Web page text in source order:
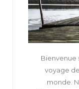
Bienvenue
voyage
monde.